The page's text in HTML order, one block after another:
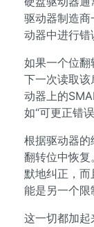
驱动器制造
动器中进行错
如果一个位
下一次读取
动器上的
如“可更正错误
根据驱动器
翻转位中恢
默地纠正，
能是另一个限
这一切都加